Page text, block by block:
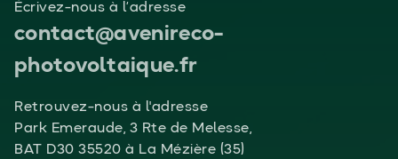
Écrivez-nous à l’adresse
contact@avenireco-
photovoltaique.fr
Retrouvez-nous à l'adresse
Park Emeraude, 3 Rte de Melesse,
BAT D30 35520 à La Mézière (35)